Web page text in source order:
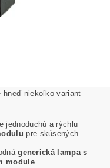
hneď niekoľko variant
jednoduchú a rýchlu
pre skúsených
generická lampa s
module.